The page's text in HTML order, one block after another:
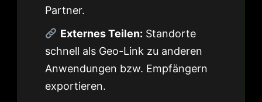
Partner.
Externes Teilen: Standorte
schnell als Geo-Link zu anderen
Anwendungen bzw. Empfängern
exportieren.